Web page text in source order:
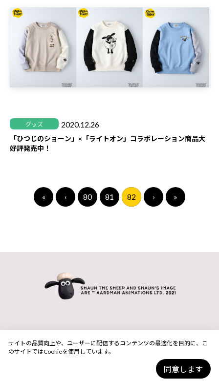
正しくは、5000円（税抜）以上のご購入で「もこもこピンバッ
ジ」のプレゼントとなります。
混乱を招いてしまった方には深くお詫び申し上げます。申し訳ご
ざいませんでした。
今後とも、「ひつじのショーン」をよろしくお願い致します。
グッズ 2020.12.26
「ひつじのショーン」×「ライトオン」コラボレーション商品大
好評発売中！
« ‹ 80 81 82 › »
サイトの品質向上や、ユーザーに配信するコンテンツの最適化を目的に、こ
のサイトではCookieを使用しています。
同意します